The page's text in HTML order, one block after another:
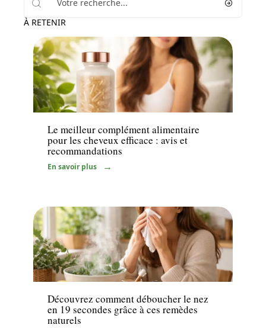
À RETENIR
Santé
Le meilleur complément alimentaire
pour les cheveux efficace : avis et
recommandations
En savoir plus
Bien-être
Découvrez comment déboucher le nez
en 19 secondes grâce à ces remèdes
naturels